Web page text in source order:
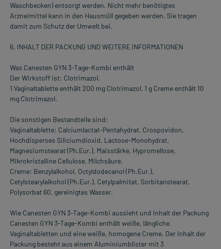
Waschbecken) entsorgt werden. Nicht mehr benötigtes
Arzneimittel kann in den Hausmüll gegeben werden. Sie tragen
damit zum Schutz der Umwelt bei.
6. INHALT DER PACKUNG UND WEITERE INFORMATIONEN
Was Canesten GYN 3-Tage-Kombi enthält
Der Wirkstoff ist: Clotrimazol.
1 Vaginaltablette enthält 200 mg Clotrimazol. 1 g Creme enthält 10
mg Clotrimazol.
Die sonstigen Bestandteile sind:
Vaginaltablette: Calciumlactat-Pentahydrat, Crospovidon,
Hochdisperses Siliciumdioxid, Lactose-Monohydrat,
Magnesiumstearat (Ph.Eur.), Maisstärke, Hypromellose,
Mikrokristalline Cellulose, Milchsäure.
Creme: Benzylalkohol, Octyldodecanol (Ph.Eur.),
Cetylstearylalkohol (Ph.Eur.), Cetylpalmitat, Sorbitanstearat,
Polysorbat 60, gereinigtes Wasser.
Wie Canesten GYN 3-Tage-Kombi aussieht und Inhalt der Packung
Canesten GYN 3-Tage-Kombi enthält weiße, längliche
Vaginaltabletten und eine weiße, homogene Creme. Der Inhalt der
Packung besteht aus einem Aluminiumblister mit 3